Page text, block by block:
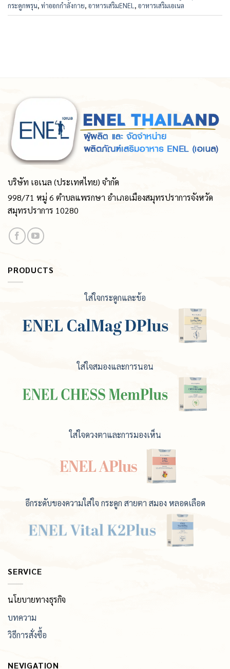
กระดูกพรุน, ท่าออกกำลังกาย, อาหารเสริมENEL , อาหารเสริมเอเนล
บริษัท เอเนล (ประเทศไทย) จำกัด
998/71 หมู่ 6 ตำบลแพรกษา อำเภอเมืองสมุทรปราการจังหวัด
สมุทรปราการ 10280
PRODUCTS
ใส่ใจกระดูกและข้อ
ใส่ใจสมองและการนอน
ใส่ใจดวงตาและการมองเห็น
อีกระดับของความใส่ใจ กระดูก สายตา สมอง หลอดเลือด
SERVICE
นโยบายทางธุรกิจ
บทความ
วิธีการสั่งซื้อ
NEVIGATION